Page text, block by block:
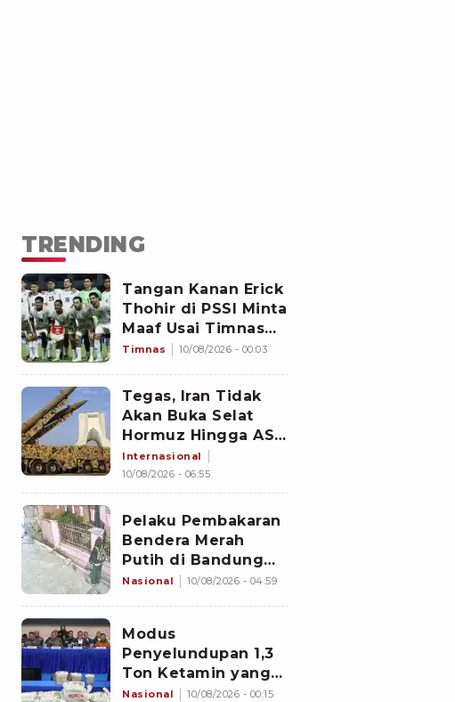
TRENDING
Tangan Kanan Erick
Thohir di PSSI Minta
Maaf Usai Timnas
Indonesia Gagal ke
2026: Jangan Hujat
Pemain
Timnas 10/08/2026 - 00:03
Tegas, Iran Tidak
Akan Buka Selat
Hormuz Hingga AS
Penuhi Seluruh
Syarat
Internasional
10/08/2026 - 06:55
Pelaku Pembakaran
Bendera Merah
Putih di Bandung
Masih Berkeliaran,
Berhadiah
Nasional 10/08/2026 - 04:59
Modus
Penyelundupan 1,3
Ton Ketamin yang
Berhasil Digagalkan
Nasional 10/08/2026 - 00:15